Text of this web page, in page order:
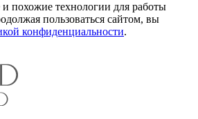
похожие технологии для работы
пользоваться сайтом, вы
конфиденциальности.